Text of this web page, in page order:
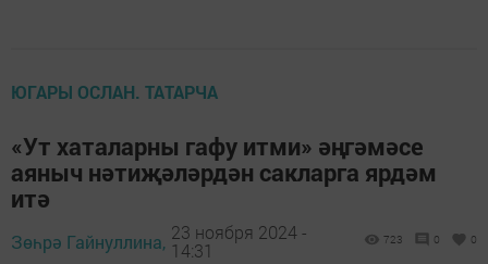
ЮГАРЫ ОСЛАН. ТАТАРЧА
«Ут хаталарны гафу итми» әңгәмәсе
аяныч нәтиҗәләрдән сакларга ярдәм
итә
Зөһрә Гайнуллина, 23 ноября 2024 -
14:31
723 0 0